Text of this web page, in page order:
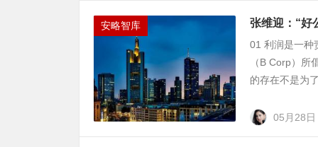
安略智库 张维迎：“好
01 利润是一种
（B Corp）
的存在不是为
05月28日